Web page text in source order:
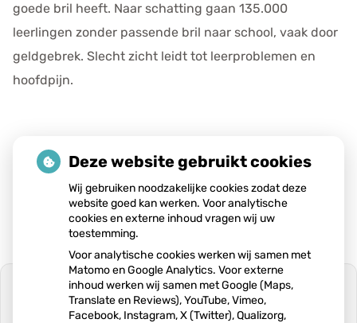
goede bril heeft. Naar schatting gaan 135.000
leerlingen zonder passende bril naar school, vaak door
geldgebrek. Slecht zicht leidt tot leerproblemen en
hoofdpijn.
Lees het hele artikel op:
Publicatiedatum:
12-01-2026
Deze website gebruikt cookies
Wij gebruiken noodzakelijke cookies zodat deze
website goed kan werken. Voor analytische
cookies en externe inhoud vragen wij uw
toestemming.
Voor analytische cookies werken wij samen met
Matomo en Google Analytics. Voor externe
inhoud werken wij samen met Google (Maps,
Translate en Reviews), YouTube, Vimeo,
Facebook, Instagram, X (Twitter), Qualizorg,